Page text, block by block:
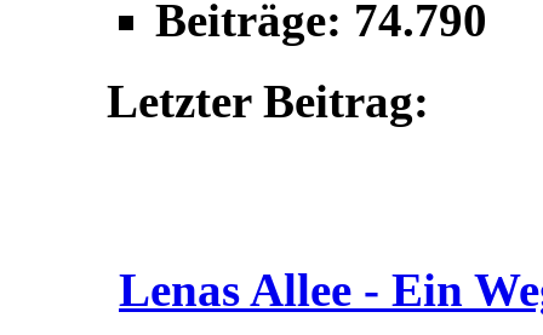
Beiträge: 74.790
Letzter Beitrag:
Lenas Allee - Ein